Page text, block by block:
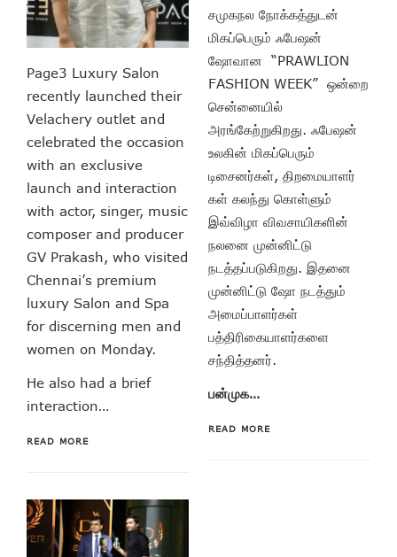
Page3 Luxury Salon
recently launched their
Velachery outlet and
celebrated the occasion
with an exclusive
launch and interaction
with actor, singer, music
composer and producer
GV Prakash, who visited
Chennai’s premium
luxury Salon and Spa
for discerning men and
women on Monday.
He also had a brief
interaction…
READ MORE
சமுகநல நோக்கத்துடன்
மிகப்பெரும் ஃபேஷன்
ஷோவான “PRAWLION
FASHION WEEK” ஒன்றை
சென்னையில்
அரங்கேற்றுகிறது. ஃபேஷன்
உலகின் மிகப்பெரும்
டிசைனர்கள், திறமையாளர்
கள் கலந்து கொள்ளும்
இவ்விழா விவசாயிகளின்
நலனை முன்னிட்டு
நடத்தப்படுகிறது. இதனை
முன்னிட்டு ஷோ நடத்தும்
அமைப்பாளர்கள்
பத்திரிகையாளர்களை
சந்தித்தனர்.
பன்முக…
READ MORE